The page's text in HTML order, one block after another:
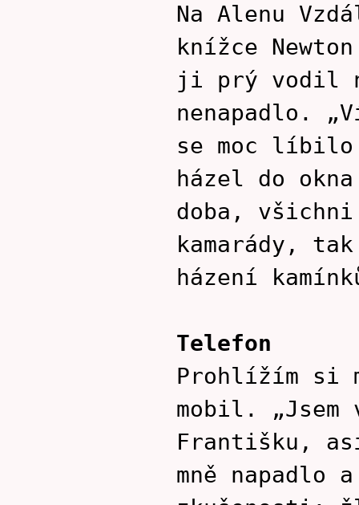
Na Alenu
knížce
ji prý vodil
nenapadlo.
se moc líbilo
házel do
doba,
kamarády,
házení
Telefon
Prohlížím si
mobil. „Jsem
Františku,
mně napadlo